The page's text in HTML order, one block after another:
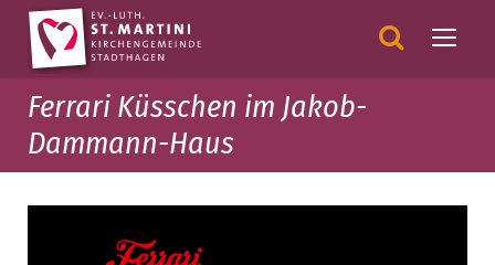
Ferrari Küsschen im Jakob-
Dammann-Haus